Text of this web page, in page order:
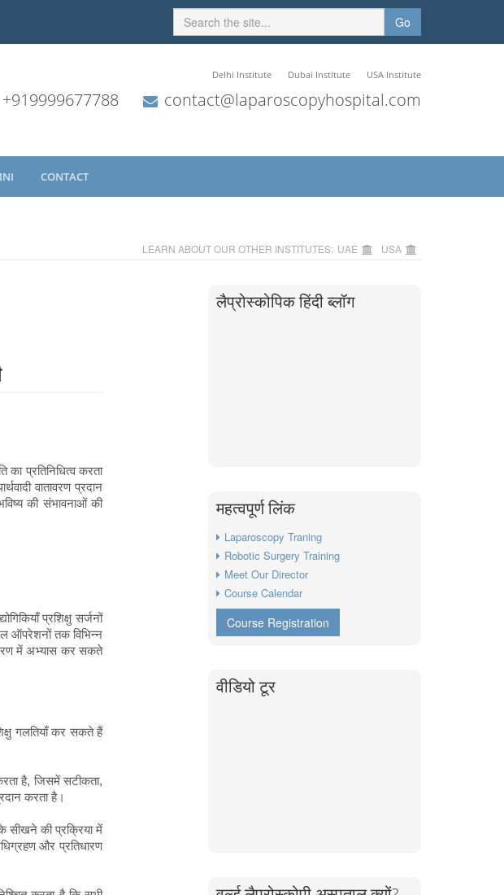
Go
Delhi Institute Dubai Institute USA Institute
+919999677788 contact@laparoscopyhospital.com
CONTACT
LEARN ABOUT OUR OTHER INSTITUTES: UAE USA
प्रतिनिधित्व करता
वातावरण प्रदान
की संभावनाओं की
प्रशिक्षु सर्जनों
ऑपरेशनों तक विभिन्न
में अभ्यास कर सकते
गलतियाँ कर सकते हैं
है, जिसमें सटीकता,
करता है।
सीखने की प्रक्रिया में
और प्रतिधारण
लैप्रोस्कोपिक हिंदी ब्लॉग
महत्वपूर्ण लिंक
Laparoscopy Traning
Robotic Surgery Training
Meet Our Director
Course Calendar
Course Registration
वीडियो टूर